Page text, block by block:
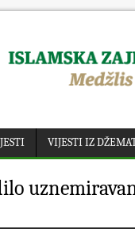
VIJESTI IZ